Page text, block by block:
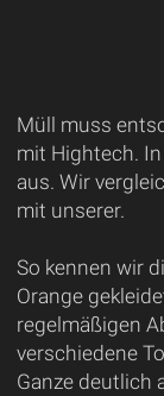
Müll muss
mit Hightech.
aus. Wir
mit unserer.
So kennen wir
Orange
regelmäßigen
verschiedene
Ganze deutlich